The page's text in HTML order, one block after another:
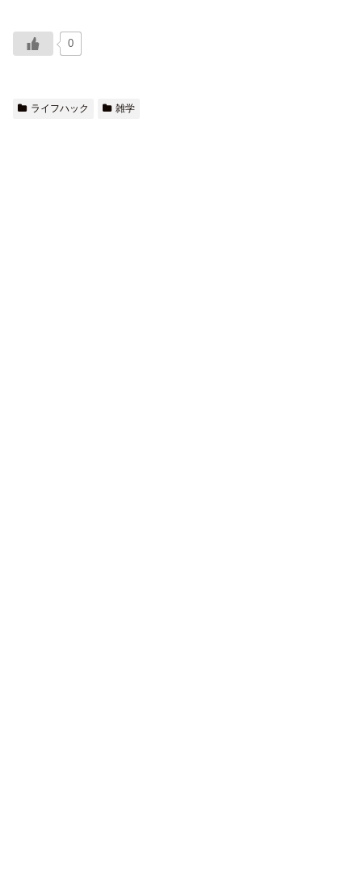
0
ライフハック 雑学